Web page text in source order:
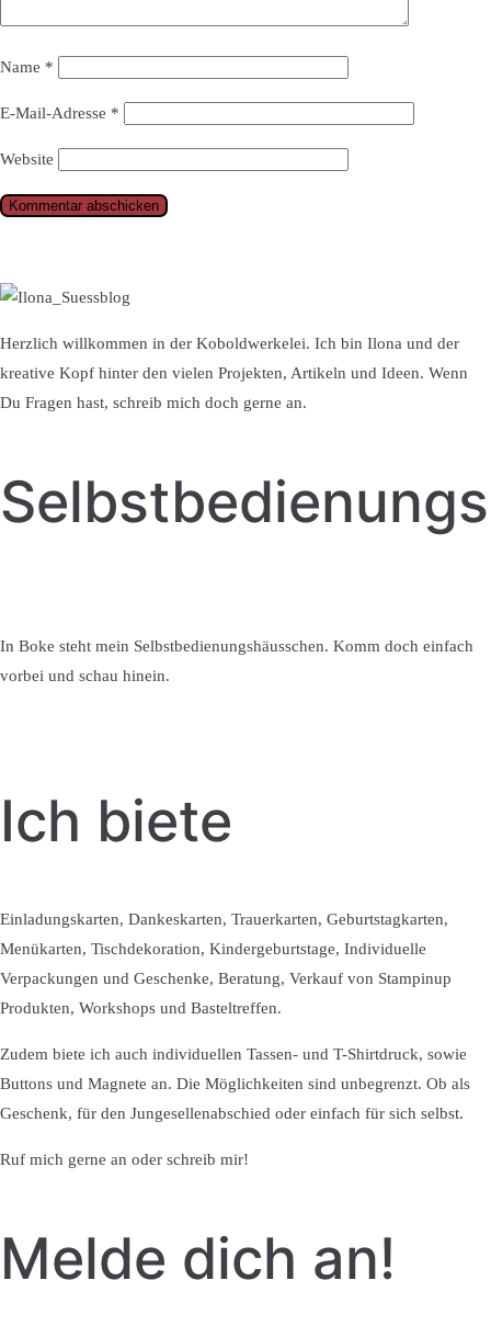
Name *
E-Mail-Adresse *
Website
Herzlich willkommen in der Koboldwerkelei. Ich bin Ilona und der
kreative Kopf hinter den vielen Projekten, Artikeln und Ideen. Wenn
Du Fragen hast, schreib mich doch gerne an.
In Boke steht mein Selbstbedienungshäusschen. Komm doch einfach
vorbei und schau hinein.
Ich biete
Einladungskarten, Dankeskarten, Trauerkarten, Geburtstagkarten,
Menükarten, Tischdekoration, Kindergeburtstage, Individuelle
Verpackungen und Geschenke, Beratung, Verkauf von Stampinup
Produkten, Workshops und Basteltreffen.
Zudem biete ich auch individuellen Tassen- und T-Shirtdruck, sowie
Buttons und Magnete an. Die Möglichkeiten sind unbegrenzt. Ob als
Geschenk, für den Jungesellenabschied oder einfach für sich selbst.
Ruf mich gerne an oder schreib mir!
Melde dich an!